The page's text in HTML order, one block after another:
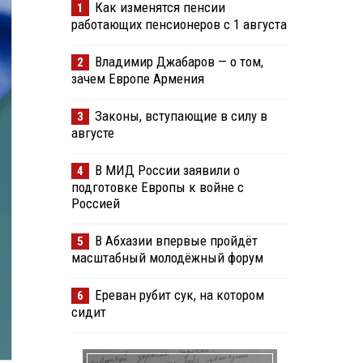
1
Как изменятся пенсии
работающих пенсионеров с 1 августа
2
Владимир Джабаров — о том,
зачем Европе Армения
3
Законы, вступающие в силу в
августе
4
В МИД России заявили о
подготовке Европы к войне с
Россией
5
В Абхазии впервые пройдёт
масштабный молодёжный форум
6
Ереван рубит сук, на котором
сидит